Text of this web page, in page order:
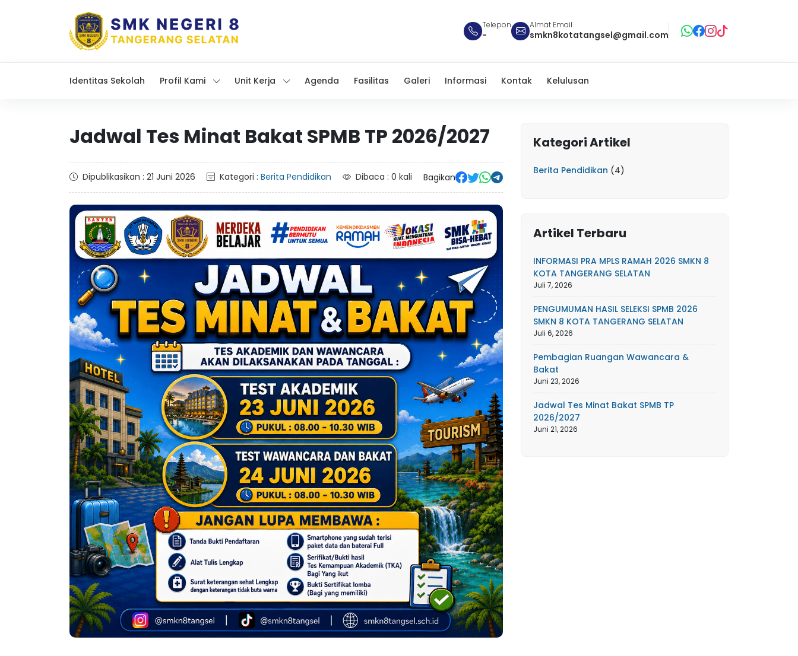
Telepon
-
Almat Email
smkn8kotatangsel@gmail.com
Identitas Sekolah Profil Kami Unit Kerja Agenda Fasilitas Galeri Informasi Kontak Kelulusan
Jadwal Tes Minat Bakat SPMB TP 2026/2027
Dipublikasikan : 21 Juni 2026 Kategori : Berita Pendidikan Dibaca : 0 kali Bagikan
Kategori Artikel
Berita Pendidikan (4)
Artikel Terbaru
INFORMASI PRA MPLS RAMAH 2026 SMKN 8
KOTA TANGERANG SELATAN
Juli 7, 2026
PENGUMUMAN HASIL SELEKSI SPMB 2026
SMKN 8 KOTA TANGERANG SELATAN
Juli 6, 2026
Pembagian Ruangan Wawancara &
Bakat
Juni 23, 2026
Jadwal Tes Minat Bakat SPMB TP
2026/2027
Juni 21, 2026